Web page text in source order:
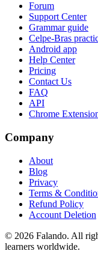
Forum
Support Center
Grammar guide
Celpe-Bras
Android app
Help Center
Pricing
Contact Us
FAQ
API
Chrome
Company
About
Blog
Privacy
Terms &
Refund Policy
Account Deletion
© 2026 Falando. All
learners worldwide.